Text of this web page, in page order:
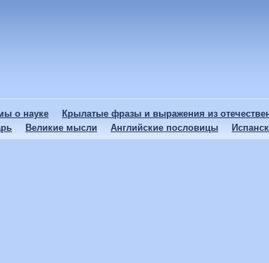
о науке Крылатые фразы и выражения из
Великие мысли Английские пословицы